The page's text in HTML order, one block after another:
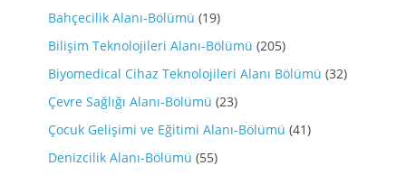
Bahçecilik Alanı-Bölümü (19)
Bilişim Teknolojileri Alanı-Bölümü (205)
Biyomedical Cihaz Teknolojileri Alanı Bölümü (32)
Çevre Sağlığı Alanı-Bölümü (23)
Çocuk Gelişimi ve Eğitimi Alanı-Bölümü (41)
Denizcilik Alanı-Bölümü (55)